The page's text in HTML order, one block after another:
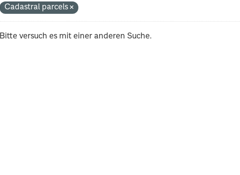
Cadastral parcels
Bitte versuch es mit einer anderen Suche.